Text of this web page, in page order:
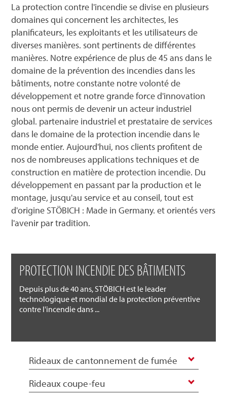
La protection contre l'incendie se divise en plusieurs
domaines qui concernent les architectes, les
planificateurs, les exploitants et les utilisateurs de
diverses manières. sont pertinents de différentes
manières. Notre expérience de plus de 45 ans dans le
domaine de la prévention des incendies dans les
bâtiments, notre constante notre volonté de
développement et notre grande force d'innovation
nous ont permis de devenir un acteur industriel
global. partenaire industriel et prestataire de services
dans le domaine de la protection incendie dans le
monde entier. Aujourd'hui, nos clients profitent de
nos de nombreuses applications techniques et de
construction en matière de protection incendie. Du
développement en passant par la production et le
montage, jusqu'au service et au conseil, tout est
d'origine STÖBICH : Made in Germany. et orientés vers
l'avenir par tradition.
PROTECTION INCENDIE DES BÂTIMENTS
Depuis plus de 40 ans, STÖBICH est le leader
technologique et mondial de la protection préventive
contre l'incendie dans ...
Rideaux de cantonnement de fumée
Rideaux coupe-feu